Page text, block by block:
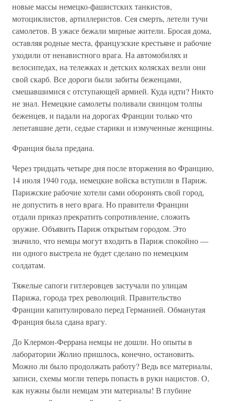
новые массы немецко-фашистских танкистов,
мотоциклистов, артиллеристов. Сея смерть, летели тучи
самолетов. В ужасе бежали мирные жители. Бросая дома,
оставляя родные места, французские крестьяне и рабочие
уходили от ненавистного врага. На автомобилях и
велосипедах, на тележках и детских колясках везли они
свой скарб. Все дороги были забиты беженцами,
смешавшимися с отступающей армией. Куда идти? Никто
не знал. Немецкие самолеты поливали свинцом толпы
беженцев, и падали на дорогах Франции только что
лепетавшие дети, седые старики и измученные женщины.
Франция была предана.
Через тридцать четыре дня после вторжения во Францию,
14 июля 1940 года, немецкие войска вступили в Париж.
Парижские рабочие хотели сами оборонять свой город,
не допустить в него врага. Но правители Франции
отдали приказ прекратить сопротивление, сложить
оружие. Объявить Париж открытым городом. Это
значило, что немцы могут входить в Париж спокойно —
ни одного выстрела не будет сделано по немецким
солдатам.
Тяжелые сапоги гитлеровцев застучали по улицам
Парижа, города трех революций. Правительство
Франции капитулировало перед Германией. Обманутая
Франция была сдана врагу.
До Клермон-Феррана немцы не дошли. Но опыты в
лаборатории Жолио пришлось, конечно, остановить.
Можно ли было продолжать работу? Ведь все материалы,
записи, схемы могли теперь попасть в руки нацистов. О,
как нужны были немцам эти материалы! В глубине